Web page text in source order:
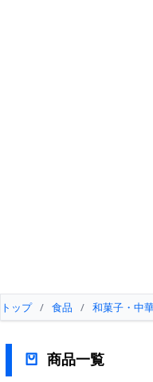
トップ / 食品 / 和菓子・中
商品一覧